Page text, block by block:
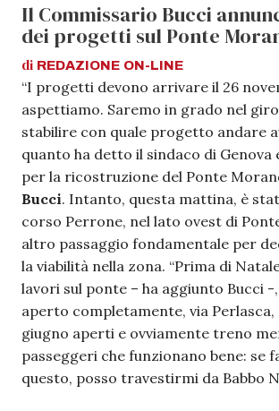
Il Commissario Bucci
dei progetti sul Ponte
di REDAZIONE ON-LINE
“I progetti devono arrivare il 26
aspettiamo. Saremo in grado nel
stabilire con quale progetto andare
quanto ha detto il sindaco di Genova
per la ricostruzione del Ponte
Bucci. Intanto, questa mattina, è
corso Perrone, nel lato ovest di
altro passaggio fondamentale per
la viabilità nella zona. “Prima di
lavori sul ponte – ha aggiunto Bucci -
aperto completamente, via Perlasca,
giugno aperti e ovviamente treno
passeggeri che funzionano bene: se
questo, posso travestirmi da Babbo